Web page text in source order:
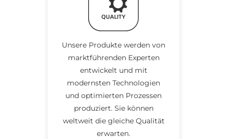
Unsere Produkte werden von
marktführenden Experten
entwickelt und mit
modernsten Technologien
und optimierten Prozessen
produziert. Sie können
weltweit die gleiche Qualität
erwarten.